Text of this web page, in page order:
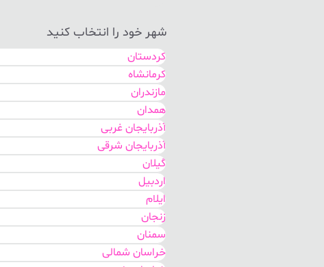
شهر خود را انتخاب کنید
کردستان
کرمانشاه
مازندران
همدان
آذربایجان غربی
آذربایجان شرقی
گیلان
اردبیل
ایلام
زنجان
سمنان
خراسان شمالی